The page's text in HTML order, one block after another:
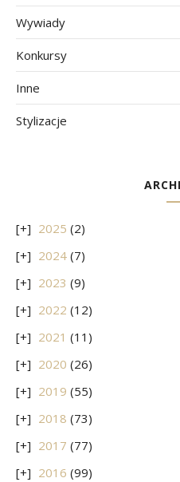
Wywiady
Konkursy
Inne
Stylizacje
2025 (2)
2024 (7)
2023 (9)
2022 (12)
2021 (11)
2020 (26)
2019 (55)
2018 (73)
2017 (77)
2016 (99)